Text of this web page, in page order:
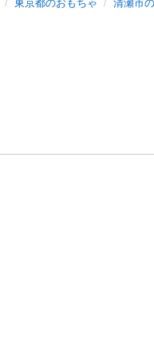
東京都のおもちゃ 清瀬市